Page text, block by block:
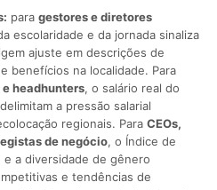
para gestores e diretores
escolaridade e da jornada sinaliza
ajuste em descrições de
benefícios na localidade. Para
headhunters, o salário real do
a pressão salarial
regionais. Para CEOs,
de negócio, o Índice de
a diversidade de gênero
e tendências de